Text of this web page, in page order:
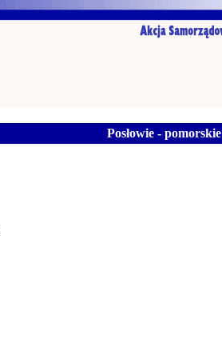
Posłowie - pomorskie